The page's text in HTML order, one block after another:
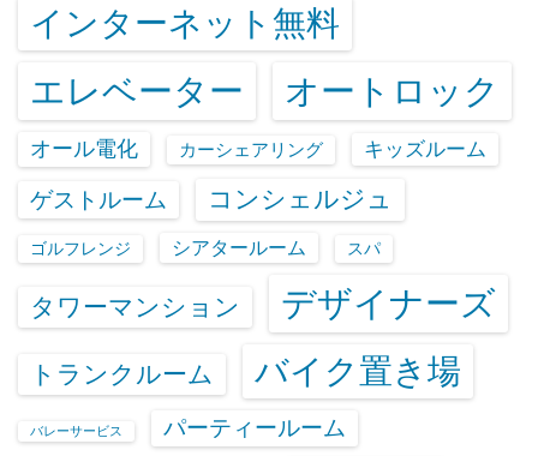
インターネット無料
エレベーター オートロック
オール電化 カーシェアリング キッズルーム
ゲストルーム コンシェルジュ
ゴルフレンジ シアタールーム スパ
タワーマンション デザイナーズ
トランクルーム バイク置き場
バレーサービス パーティールーム